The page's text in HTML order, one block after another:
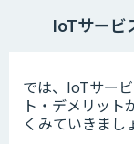
IoTサービ
では、IoTサー
ト・デメリット
くみていきまし